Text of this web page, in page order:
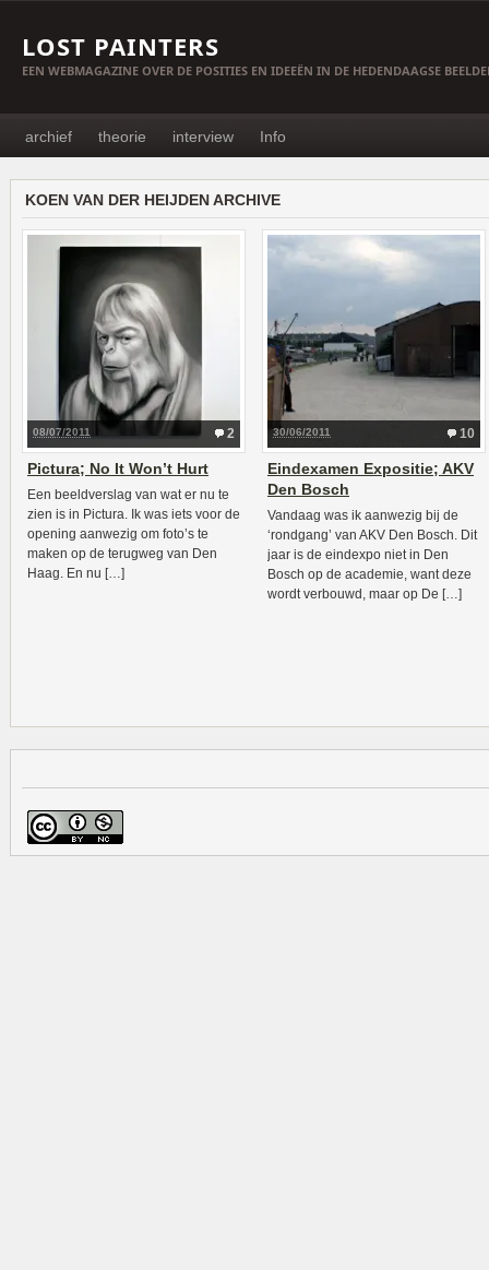
LOST PAINTERS
EEN WEBMAGAZINE OVER DE POSITIES EN IDEEËN IN DE HEDENDAAGSE
archief theorie interview Info
KOEN VAN DER HEIJDEN ARCHIVE
2
08/07/2011
Pictura; No It Won’t Hurt
Een beeldverslag van wat er nu te
zien is in Pictura. Ik was iets voor de
opening aanwezig om foto’s te
maken op de terugweg van Den
Haag. En nu […]
10
30/06/2011
Eindexamen Expositie; AKV
Den Bosch
Vandaag was ik aanwezig bij de
‘rondgang’ van AKV Den Bosch. Dit
jaar is de eindexpo niet in Den
Bosch op de academie, want deze
wordt verbouwd, maar op De […]